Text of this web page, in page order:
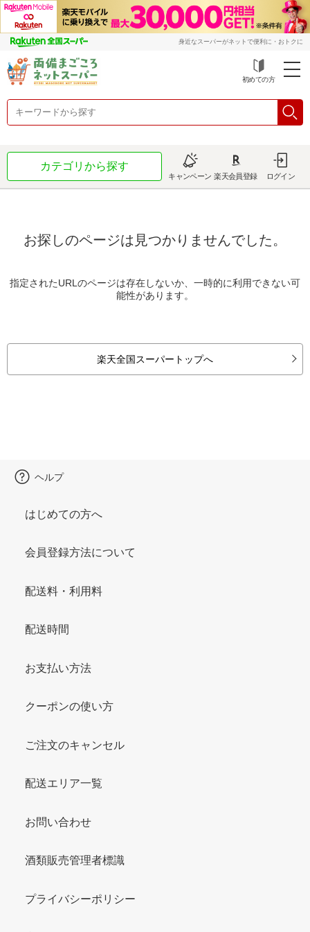
身近なスーパーがネットで便利に・おトクに
初めての方
カテゴリから探す
キャンペーン 楽天会員登録 ログイン
お探しのページは見つかりませんでした。
指定されたURLのページは存在しないか、一時的に利用できない可
能性があります。
楽天全国スーパートップへ
ヘルプ
はじめての方へ
会員登録方法について
配送料・利用料
配送時間
お支払い方法
クーポンの使い方
ご注文のキャンセル
配送エリア一覧
お問い合わせ
酒類販売管理者標識
プライバシーポリシー